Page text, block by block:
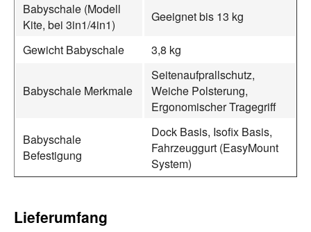
Babyschale (Modell
Kite, bei 3in1/4in1)
Geeignet bis 13 kg
Gewicht Babyschale 3,8 kg
Babyschale Merkmale
Seitenaufprallschutz,
Weiche Polsterung,
Ergonomischer Tragegriff
Babyschale
Befestigung
Dock Basis, Isofix Basis,
Fahrzeuggurt (EasyMount
System)
Lieferumfang